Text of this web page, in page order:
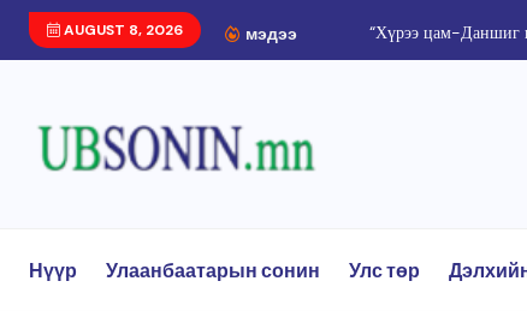
AUGUST 8, 2026 мэдээ “Хүрээ цам-Даншиг
Нүүр Улаанбаатарын сонин Улс төр